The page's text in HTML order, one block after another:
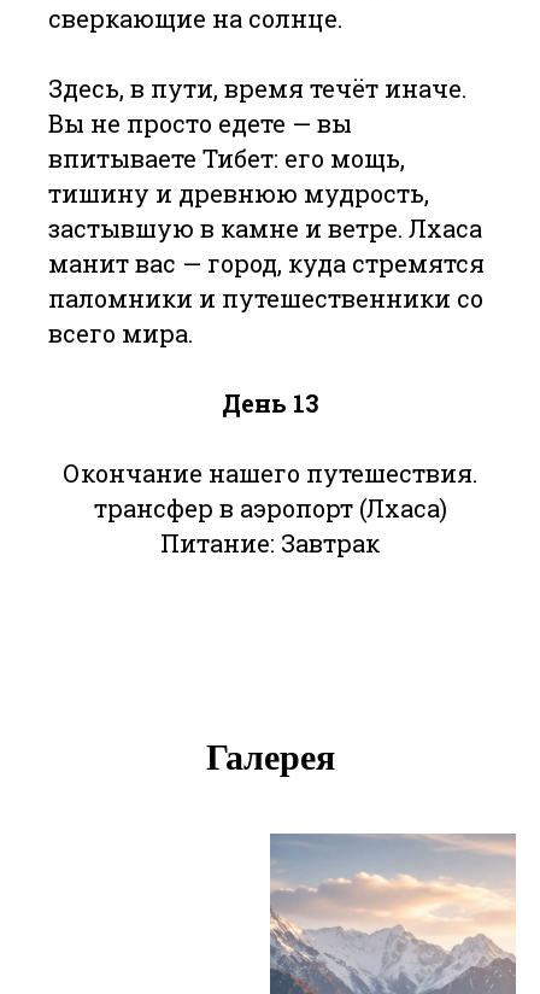
сверкающие на солнце.
Здесь, в пути, время течёт иначе.
Вы не просто едете — вы
впитываете Тибет: его мощь,
тишину и древнюю мудрость,
застывшую в камне и ветре. Лхаса
манит вас — город, куда стремятся
паломники и путешественники со
всего мира.
День 13
Окончание нашего путешествия.
трансфер в аэропорт (Лхаса)
Питание: Завтрак
Галерея